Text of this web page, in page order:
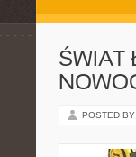
ŚWIAT
POSTED BY